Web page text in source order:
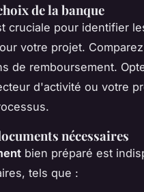
de la banque
cruciale pour identifier
votre projet.
de remboursement.
d'activité ou votre
nécessaires
bien préparé est
tels que :